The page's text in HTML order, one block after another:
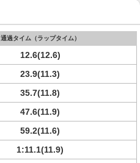
通過タイム（ラップタイム）
12.6(12.6)
23.9(11.3)
35.7(11.8)
47.6(11.9)
59.2(11.6)
1:11.1(11.9)